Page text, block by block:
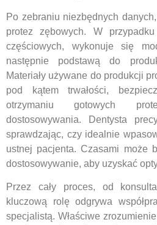
Po zebraniu niezbędnych
protez zębowych. W
częściowych, wykonuje się
następnie podstawą do
Materiały używane do produkcji
pod kątem trwałości,
otrzymaniu gotowych
dostosowywania. Dentysta
sprawdzając, czy idealnie
ustnej pacjenta. Czasami może
dostosowywanie, aby uzyskać
Przez cały proces, od
kluczową rolę odgrywa
specjalistą. Właściwe